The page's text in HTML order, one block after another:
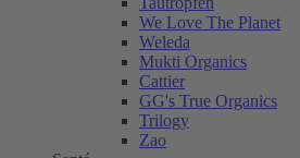
We Love The Planet
Weleda
Mukti Organics
Cattier
GG's True Organics
Trilogy
Zao